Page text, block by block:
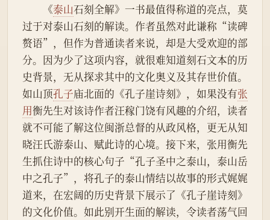
《泰山石刻全解》一书最值得称道的亮点，莫
过于对泰山石刻的解读。作者虽然对此谦称“读碑
赘语”，但作为普通读者来说，却是大受欢迎的部
分。因为少了这项内容，就很难知道刻石文本的历
史背景，无从探求其中的文化奥义及其存世价值。
如山顶孔子庙北面的《孔子崖诗刻》，如果没有张
用衡先生对该诗作者汪稼门饶有风趣的介绍，读者
就不可能了解这位闽浙总督的从政风格，更无从知
晓汪氏游泰山、赋此诗的心境。接下来，张用衡先
生抓住诗中的核心句子“孔子圣中之泰山，泰山岳
中之孔子”，将孔子的泰山情结以故事的形式娓娓
道来，在宏阔的历史背景下展示了《孔子崖诗刻》
的文化价值。如此别开生面的解读，令读者荡气回